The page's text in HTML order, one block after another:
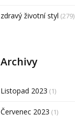
zdravý životní styl (279)
Archivy
Listopad 2023 (1)
Červenec 2023 (1)